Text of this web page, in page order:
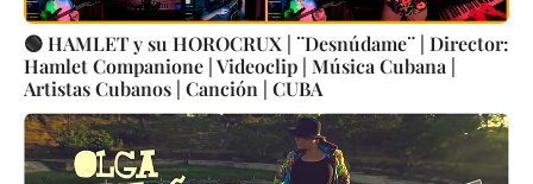
🟢 HAMLET y su HOROCRUX | ¨Desnúdame¨ | Director:
Hamlet Companione | Videoclip | Música Cubana |
Artistas Cubanos | Canción | CUBA